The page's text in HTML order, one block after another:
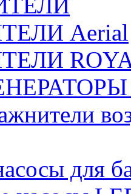
Aerial
для